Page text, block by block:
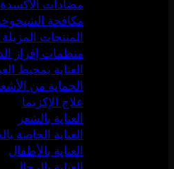
مضادات الأكسدة
مكافحة
المنتجات
منظمات إفراز
العناية بمحيط
الحماية من
علاج الإكزيما
العناية بالشعر
العناية الخاصة
العناية بالأطفال